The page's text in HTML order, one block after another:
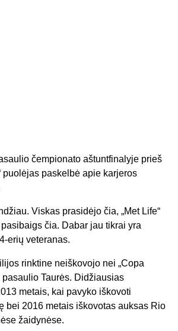
čempionato aštuntfinalyje prieš
puolėjas paskelbė apie karjeros
Viskas prasidėjo čia, „Met Life“
čia. Dabar jau tikrai yra
erių veteranas.
rinktine neiškovojo nei „Copa
pasaulio Taurės. Didžiausias
metais, kai pavyko iškovoti
bei 2016 metais iškovotas auksas Rio
žaidynėse.